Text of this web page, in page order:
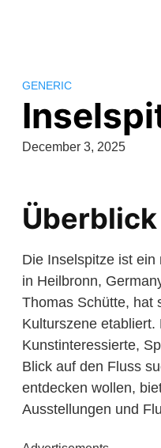
GENERIC
December 3, 2025
Die Inselspitze ist
in Heilbronn,
Thomas Schütte, hat
Kulturszene
Kunstinteressierte,
Blick auf den Fluss
entdecken wollen,
Ausstellungen und